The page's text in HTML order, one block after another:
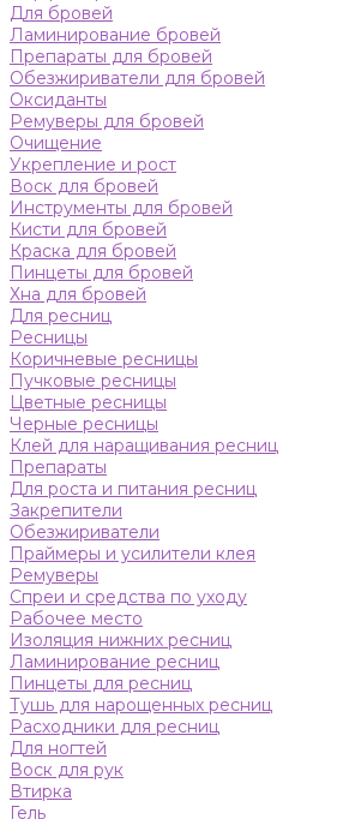
Для бровей
Ламинирование бровей
Препараты для бровей
Обезжириватели для бровей
Оксиданты
Ремуверы для бровей
Очищение
Укрепление и рост
Воск для бровей
Инструменты для бровей
Кисти для бровей
Краска для бровей
Пинцеты для бровей
Хна для бровей
Для ресниц
Ресницы
Коричневые ресницы
Пучковые ресницы
Цветные ресницы
Черные ресницы
Клей для наращивания ресниц
Препараты
Для роста и питания ресниц
Закрепители
Обезжириватели
Праймеры и усилители клея
Ремуверы
Спреи и средства по уходу
Рабочее место
Изоляция нижних ресниц
Ламинирование ресниц
Пинцеты для ресниц
Тушь для нарощенных ресниц
Расходники для ресниц
Для ногтей
Воск для рук
Втирка
Гель